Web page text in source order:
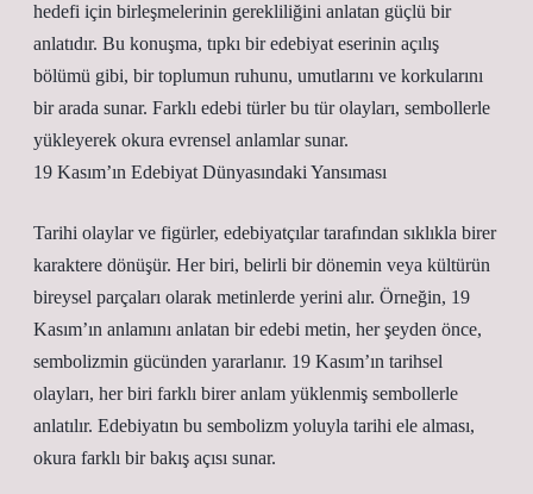
hedefi için birleşmelerinin gerekliliğini anlatan güçlü bir
anlatıdır. Bu konuşma, tıpkı bir edebiyat eserinin açılış
bölümü gibi, bir toplumun ruhunu, umutlarını ve korkularını
bir arada sunar. Farklı edebi türler bu tür olayları, sembollerle
yükleyerek okura evrensel anlamlar sunar.
19 Kasım’ın Edebiyat Dünyasındaki Yansıması
Tarihi olaylar ve figürler, edebiyatçılar tarafından sıklıkla birer
karaktere dönüşür. Her biri, belirli bir dönemin veya kültürün
bireysel parçaları olarak metinlerde yerini alır. Örneğin, 19
Kasım’ın anlamını anlatan bir edebi metin, her şeyden önce,
sembolizmin gücünden yararlanır. 19 Kasım’ın tarihsel
olayları, her biri farklı birer anlam yüklenmiş sembollerle
anlatılır. Edebiyatın bu sembolizm yoluyla tarihi ele alması,
okura farklı bir bakış açısı sunar.